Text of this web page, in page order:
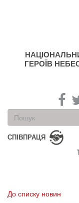
ГЕРОЇВ
Пошукова
форма
Пошук
СПІВПРАЦЯ
До списку новин